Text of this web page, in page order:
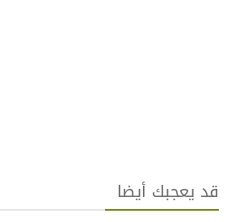
قد يعجبك أيضا